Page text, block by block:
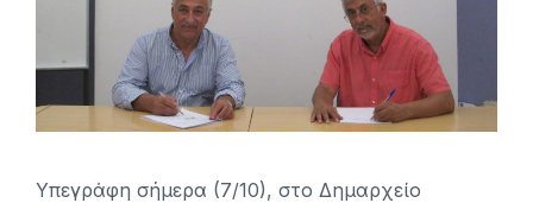
Yπεγράφη σήμερα (7/10), στο Δημαρχείο